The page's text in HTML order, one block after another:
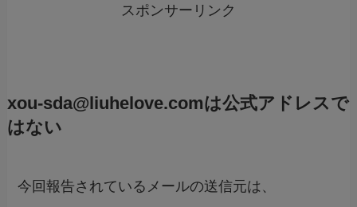
スポンサーリンク
xou-sda@liuhelove.comは公式アドレスで
はない
今回報告されているメールの送信元は、